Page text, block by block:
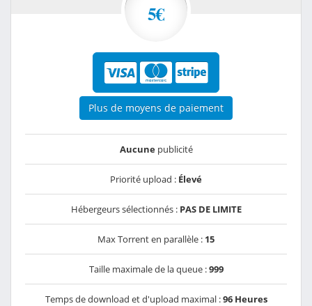
5€
Plus de moyens de paiement
Aucunepublicité
Priorité upload : Élevé
Hébergeurs sélectionnés : PAS DE LIMITE
Max Torrent en parallèle : 15
Taille maximale de la queue :999
Temps de download et d'upload maximal :96 Heures